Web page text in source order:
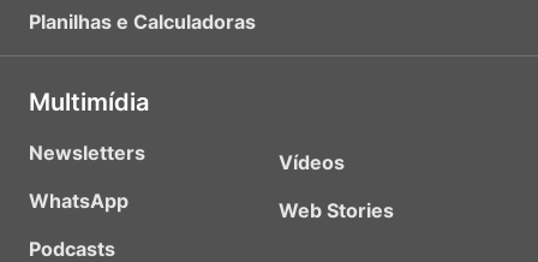
Planilhas e Calculadoras
Multimídia
Newsletters
WhatsApp
Podcasts
Vídeos
Web Stories